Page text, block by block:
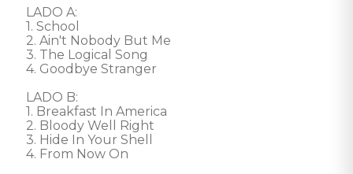
LADO A:
1. School
2. Ain't Nobody But Me
3. The Logical Song
4. Goodbye Stranger
LADO B:
1. Breakfast In America
2. Bloody Well Right
3. Hide In Your Shell
4. From Now On